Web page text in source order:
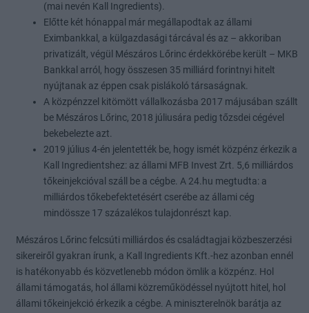
(mai nevén Kall Ingredients).
Előtte két hónappal már megállapodtak az állami
Eximbankkal, a külgazdasági tárcával és az – akkoriban
privatizált, végül Mészáros Lőrinc érdekkörébe került – MKB
Bankkal arról, hogy összesen 35 milliárd forintnyi hitelt
nyújtanak az éppen csak pislákoló társaságnak.
A közpénzzel kitömött vállalkozásba 2017 májusában szállt
be Mészáros Lőrinc, 2018 júliusára pedig tőzsdei cégével
bekebelezte azt.
2019 július 4-én jelentették be, hogy ismét közpénz érkezik a
Kall Ingredientshez: az állami MFB Invest Zrt. 5,6 milliárdos
tőkeinjekcióval száll be a cégbe. A 24.hu megtudta: a
milliárdos tőkebefektetésért cserébe az állami cég
mindössze 17 százalékos tulajdonrészt kap.
Mészáros Lőrinc felcsúti milliárdos és családtagjai közbeszerzési
sikereiről gyakran írunk, a Kall Ingredients Kft.-hez azonban ennél
is hatékonyabb és közvetlenebb módon ömlik a közpénz. Hol
állami támogatás, hol állami közreműködéssel nyújtott hitel, hol
állami tőkeinjekció érkezik a cégbe. A miniszterelnök barátja az